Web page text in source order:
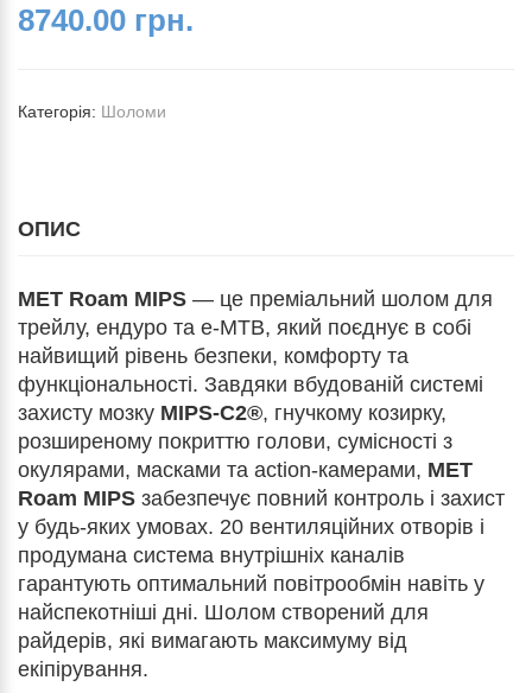
8740.00 грн.
Категорія: Шоломи
ОПИС
MET Roam MIPS — це преміальний шолом для
трейлу, ендуро та e-MTB, який поєднує в собі
найвищий рівень безпеки, комфорту та
функціональності. Завдяки вбудованій системі
захисту мозку MIPS-C2®, гнучкому козирку,
розширеному покриттю голови, сумісності з
окулярами, масками та action-камерами, MET
Roam MIPS забезпечує повний контроль і захист
у будь-яких умовах. 20 вентиляційних отворів і
продумана система внутрішніх каналів
гарантують оптимальний повітрообмін навіть у
найспекотніші дні. Шолом створений для
райдерів, які вимагають максимуму від
екіпірування.